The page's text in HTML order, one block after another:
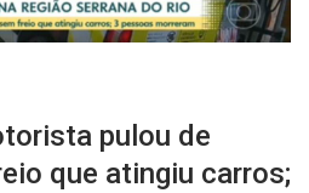
pulou de
que atingiu carros;